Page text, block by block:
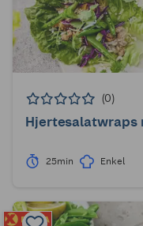
(0)
Hjertesalatwraps
25min Enkel